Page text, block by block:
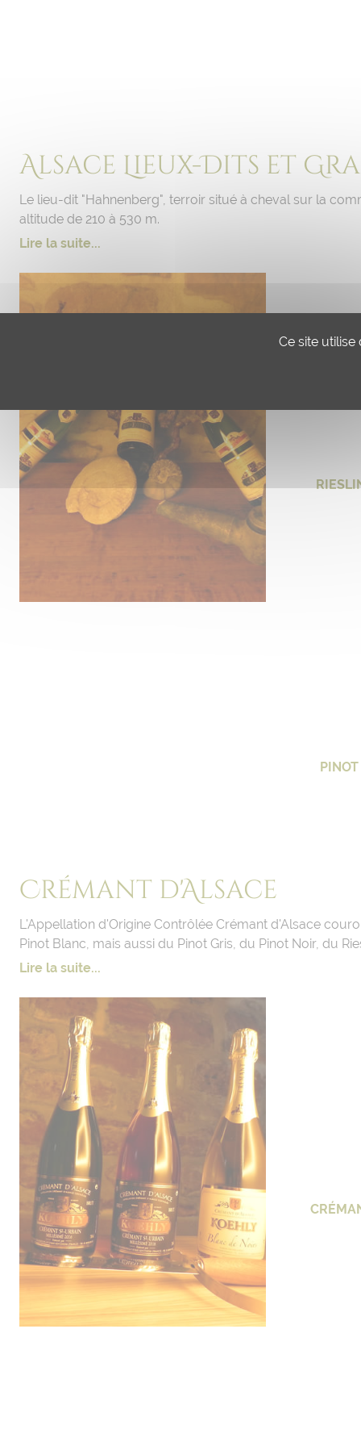
Alsace Lieux-Dits et
Le lieu-dit "Hahnenberg", terroir situé à cheval sur la
altitude de 210 à 530 m.
Lire la suite...
Crémant d'Alsace
L'Appellation d'Origine Contrôlée Crémant d'Alsace
Pinot Blanc, mais aussi du Pinot Gris, du Pinot Noir, du
Lire la suite...
Ce site